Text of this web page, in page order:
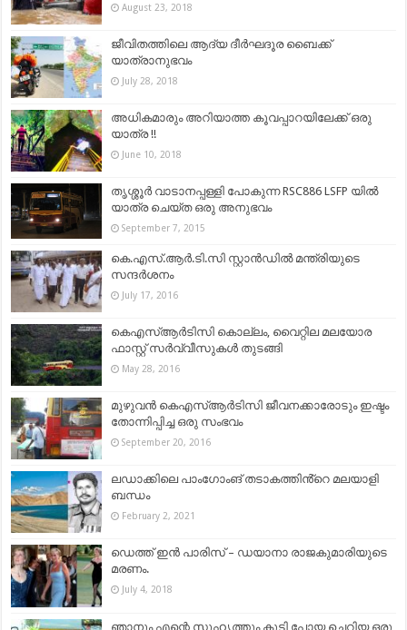
August 23, 2018
ജീവിതത്തിലെ ആദ്യ ദീർഘദൂര ബൈക്ക്
യാത്രാനുഭവം
July 28, 2018
അധികമാരും അറിയാത്ത കൂവപ്പാറയിലേക്ക് ഒരു
യാത്ര !!
June 10, 2018
തൃശ്ശൂർ വാടാനപ്പള്ളി പോകുന്ന RSC886 LSFP യിൽ
യാത്ര ചെയ്ത ഒരു അനുഭവം
September 7, 2015
കെ.എസ്.ആർ.ടി.സി സ്റ്റാൻഡിൽ മന്ത്രിയുടെ
സന്ദർശനം
July 17, 2016
കെഎസ്ആര്‍ടിസി കൊല്ലം, വൈറ്റില മലയോര
ഫാസ്റ്റ് സർവ്വീസുകൾ തുടങ്ങി
May 28, 2016
മുഴുവൻ കെഎസ്ആര്‍ടിസി ജീവനക്കാരോടും ഇഷ്ടം
തോന്നിപ്പിച്ച ഒരു സംഭവം
September 20, 2016
ലഡാക്കിലെ പാംഗോംങ് തടാകത്തിൻ്റെ മലയാളി
ബന്ധം
February 2, 2021
ഡെത്ത് ഇൻ പാരിസ് – ഡയാനാ രാജകുമാരിയുടെ
മരണം.
July 4, 2018
ഞാനും എന്റെ സുഹൃത്തും കൂടി പോയ ചെറിയ ഒരു